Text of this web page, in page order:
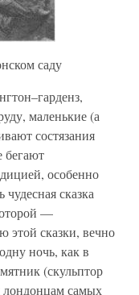
саду
маленькие (а
состязания
бегают
особенно
сказка
—
этой сказки, вечно
ночь, как в
(скульптор
самых